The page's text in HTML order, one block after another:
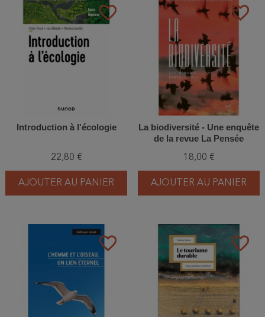
favorite_border
Introduction à l'écologie
22,80 €
AJOUTER AU PANIER
favorite_border
La biodiversité - Une enquête
de la revue La Pensée
18,00 €
AJOUTER AU PANIER
favorite_border favorite_border